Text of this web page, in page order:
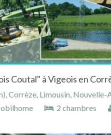
Coutal" à Vigeois en
Corrèze, Limousin, Nouvelle-
2 chambres